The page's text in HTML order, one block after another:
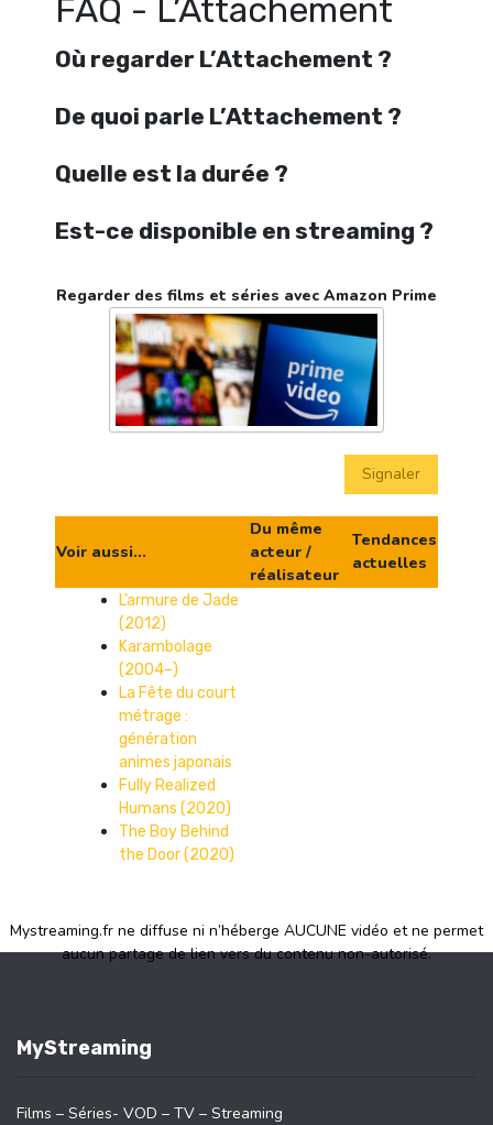
FAQ - L’Attachement
Où regarder L’Attachement ?
De quoi parle L’Attachement ?
Quelle est la durée ?
Est-ce disponible en streaming ?
Regarder des films et séries avec Amazon Prime
Signaler
Voir aussi...
Du même
acteur /
réalisateur
Tendances
actuelles
L’armure de Jade
(2012)
Karambolage
(2004–)
La Fête du court
métrage :
génération
animes japonais
Fully Realized
Humans (2020)
The Boy Behind
the Door (2020)
Mystreaming.fr ne diffuse ni n’héberge AUCUNE vidéo et ne permet
aucun partage de lien vers du contenu non-autorisé.
MyStreaming
Films – Séries- VOD – TV – Streaming